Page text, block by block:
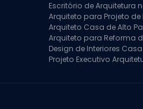
Escritório de Arquitetura
Arquiteto para Projeto
Arquiteto Casa de Alto
Arquiteto para Reforma
Design de Interiores Casa
Projeto Executivo